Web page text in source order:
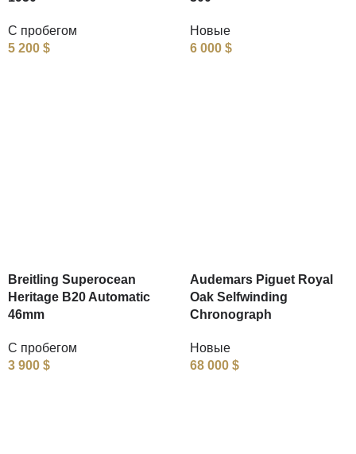
С пробегом
5 200 $
Новые
6 000 $
Breitling Superocean
Heritage B20 Automatic
46mm
С пробегом
3 900 $
Audemars Piguet Royal
Oak Selfwinding
Chronograph
Новые
68 000 $